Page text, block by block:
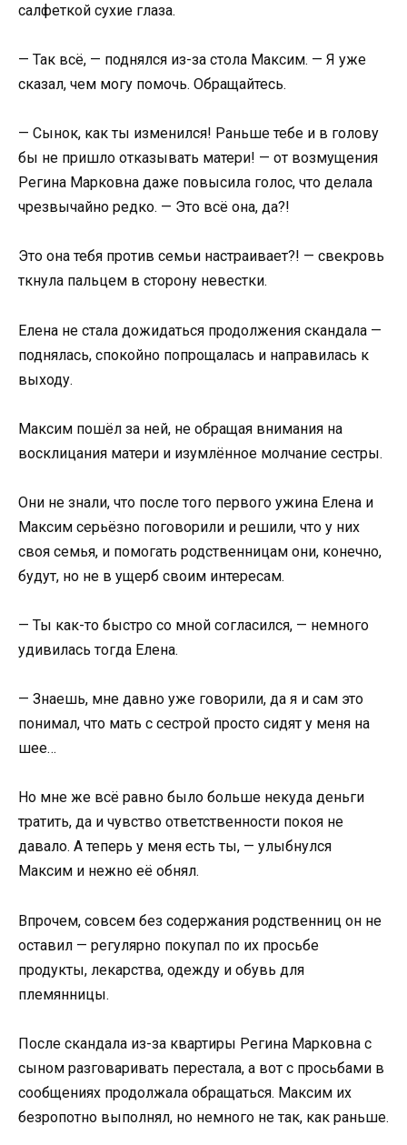
салфеткой сухие глаза.
— Так всё, — поднялся из-за стола Максим. — Я уже
сказал, чем могу помочь. Обращайтесь.
— Сынок, как ты изменился! Раньше тебе и в голову
бы не пришло отказывать матери! — от возмущения
Регина Марковна даже повысила голос, что делала
чрезвычайно редко. — Это всё она, да?!
Это она тебя против семьи настраивает?! — свекровь
ткнула пальцем в сторону невестки.
Елена не стала дожидаться продолжения скандала —
поднялась, спокойно попрощалась и направилась к
выходу.
Максим пошёл за ней, не обращая внимания на
восклицания матери и изумлённое молчание сестры.
Они не знали, что после того первого ужина Елена и
Максим серьёзно поговорили и решили, что у них
своя семья, и помогать родственницам они, конечно,
будут, но не в ущерб своим интересам.
— Ты как-то быстро со мной согласился, — немного
удивилась тогда Елена.
— Знаешь, мне давно уже говорили, да я и сам это
понимал, что мать с сестрой просто сидят у меня на
шее…
Но мне же всё равно было больше некуда деньги
тратить, да и чувство ответственности покоя не
давало. А теперь у меня есть ты, — улыбнулся
Максим и нежно её обнял.
Впрочем, совсем без содержания родственниц он не
оставил — регулярно покупал по их просьбе
продукты, лекарства, одежду и обувь для
племянницы.
После скандала из-за квартиры Регина Марковна с
сыном разговаривать перестала, а вот с просьбами в
сообщениях продолжала обращаться. Максим их
безропотно выполнял, но немного не так, как раньше.